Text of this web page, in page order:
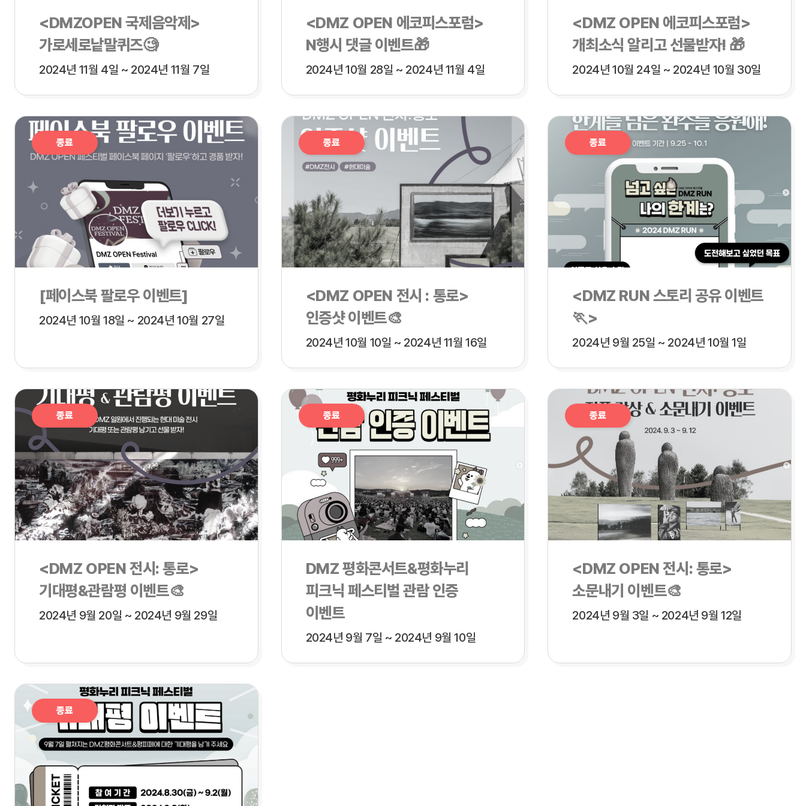
<DMZOPEN 국제음악제>
가로세로낱말퀴즈🧐
2024년 11월 4일 ~ 2024년 11월 7일
<DMZ OPEN 에코피스포럼>
N행시 댓글 이벤트🎁
2024년 10월 28일 ~ 2024년 11월 4일
<DMZ OPEN 에코피스포럼>
개최소식 알리고 선물받자! 🎁
2024년 10월 24일 ~ 2024년 10월 30일
종료
[페이스북 팔로우 이벤트]
2024년 10월 18일 ~ 2024년 10월 27일
종료
<DMZ OPEN 전시 : 통로>
인증샷 이벤트🎨
2024년 10월 10일 ~ 2024년 11월 16일
종료
<DMZ RUN 스토리 공유 이벤트
🏃>
2024년 9월 25일 ~ 2024년 10월 1일
종료
<DMZ OPEN 전시: 통로>
기대평&관람평 이벤트🎨
2024년 9월 20일 ~ 2024년 9월 29일
종료
DMZ 평화콘서트&평화누리
피크닉 페스티벌 관람 인증
이벤트
2024년 9월 7일 ~ 2024년 9월 10일
종료
<DMZ OPEN 전시: 통로>
소문내기 이벤트🎨
2024년 9월 3일 ~ 2024년 9월 12일
종료